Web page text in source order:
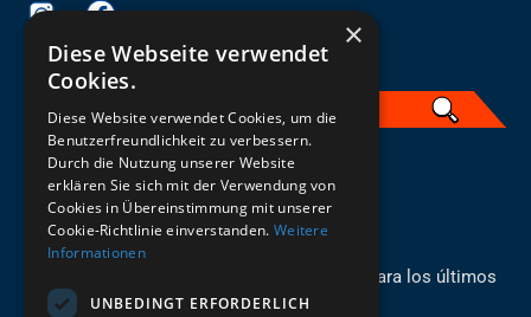
REGÍSTRESE PARA EL BOLETÍN
¡Manténgase al día con los recién llegados para los últimos
modelos!
Spanisch
×
Diese Webseite verwendet
Cookies.
Diese Website verwendet Cookies, um die
Benutzerfreundlichkeit zu verbessern.
Durch die Nutzung unserer Website
erklären Sie sich mit der Verwendung von
Cookies in Übereinstimmung mit unserer
Cookie-Richtlinie einverstanden. Weitere
Informationen
UNBEDINGT ERFORDERLICH